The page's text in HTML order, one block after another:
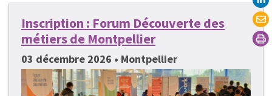
Inscription : Forum Découverte des
métiers de Montpellier
03 décembre 2026 • Montpellier